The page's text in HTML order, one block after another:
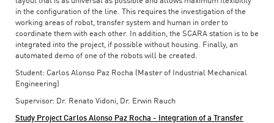
in the configuration of the line. This requires the investigation of the
working areas of robot, transfer system and human in order to
coordinate them with each other. In addition, the SCARA station is to be
integrated into the project, if possible without housing. Finally, an
automated demo of one of the robots will be created.
Student: Carlos Alonso Paz Rocha (Master of Industrial Mechanical
Engineering)
Supervisor: Dr. Renato Vidoni, Dr. Erwin Rauch
Study Project Carlos Alonso Paz Rocha - Integration of a Transfer